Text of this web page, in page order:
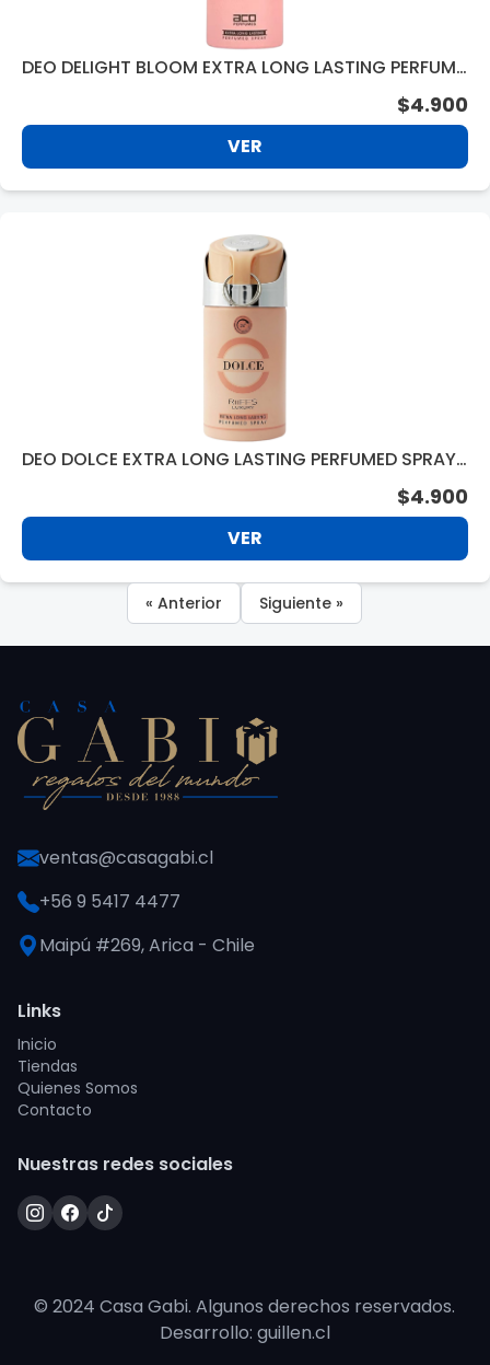
DEO DELIGHT BLOOM EXTRA LONG LASTING PERFUME
$4.900
VER
DEO DOLCE EXTRA LONG LASTING PERFUMED SPRAY
$4.900
VER
« Anterior Siguiente »
ventas@casagabi.cl
+56 9 5417 4477
Maipú #269, Arica - Chile
Links
Inicio
Tiendas
Quienes Somos
Contacto
Nuestras redes sociales
© 2024 Casa Gabi. Algunos derechos reservados.
Desarrollo: guillen.cl